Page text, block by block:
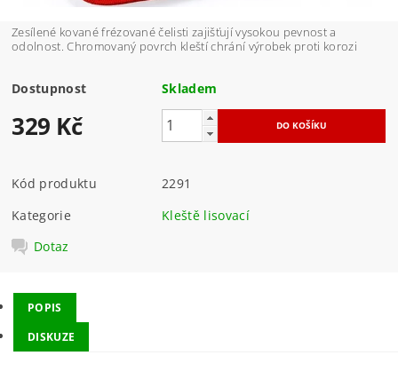
Zesílené kované frézované čelisti zajišťují vysokou pevnost a
odolnost. Chromovaný povrch kleští chrání výrobek proti korozi
Dostupnost Skladem
329 Kč
Kód produktu
2291
Kategorie
Kleště lisovací
Dotaz
POPIS
DISKUZE